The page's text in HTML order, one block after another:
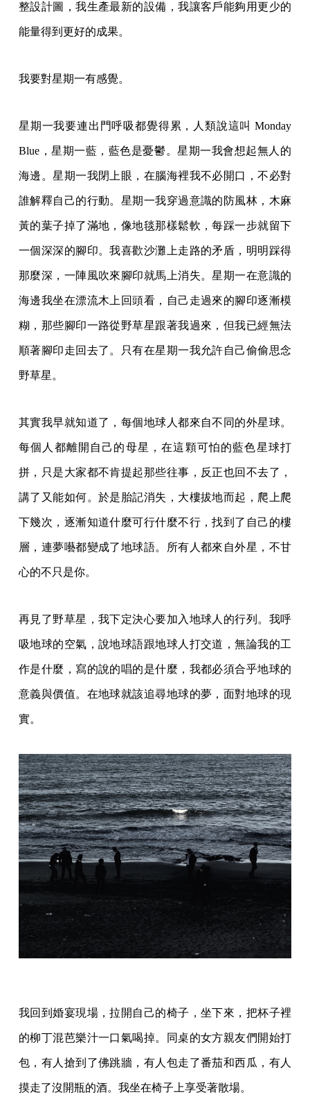
整設計圖，我生產最新的設備，我讓客戶能夠用更少的
能量得到更好的成果。
我要對星期一有感覺。
星期一我要連出門呼吸都覺得累，人類說這叫 Monday
Blue，星期一藍，藍色是憂鬱。星期一我會想起無人的
海邊。星期一我閉上眼，在腦海裡我不必開口，不必對
誰解釋自己的行動。星期一我穿過意識的防風林，木麻
黃的葉子掉了滿地，像地毯那樣鬆軟，每踩一步就留下
一個深深的腳印。我喜歡沙灘上走路的矛盾，明明踩得
那麼深，一陣風吹來腳印就馬上消失。星期一在意識的
海邊我坐在漂流木上回頭看，自己走過來的腳印逐漸模
糊，那些腳印一路從野草星跟著我過來，但我已經無法
順著腳印走回去了。只有在星期一我允許自己偷偷思念
野草星。
其實我早就知道了，每個地球人都來自不同的外星球。
每個人都離開自己的母星，在這顆可怕的藍色星球打
拼，只是大家都不肯提起那些往事，反正也回不去了，
講了又能如何。於是胎記消失，大樓拔地而起，爬上爬
下幾次，逐漸知道什麼可行什麼不行，找到了自己的樓
層，連夢囈都變成了地球語。所有人都來自外星，不甘
心的不只是你。
再見了野草星，我下定決心要加入地球人的行列。我呼
吸地球的空氣，說地球語跟地球人打交道，無論我的工
作是什麼，寫的說的唱的是什麼，我都必須合乎地球的
意義與價值。在地球就該追尋地球的夢，面對地球的現
實。
我回到婚宴現場，拉開自己的椅子，坐下來，把杯子裡
的柳丁混芭樂汁一口氣喝掉。同桌的女方親友們開始打
包，有人搶到了佛跳牆，有人包走了番茄和西瓜，有人
摸走了沒開瓶的酒。我坐在椅子上享受著散場。